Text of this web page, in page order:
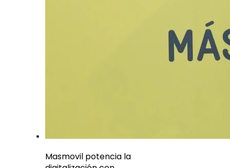
Masmovil potencia la